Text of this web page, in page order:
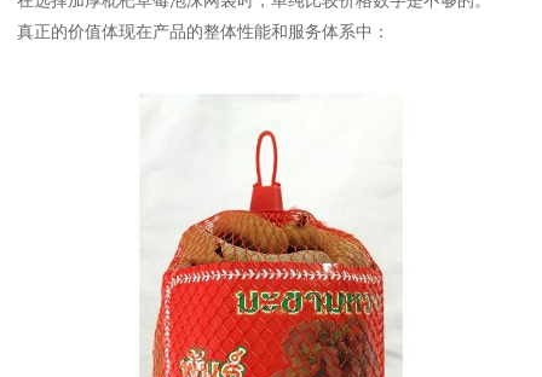
真正的价值体现在产品的整体性能和服务体系中：